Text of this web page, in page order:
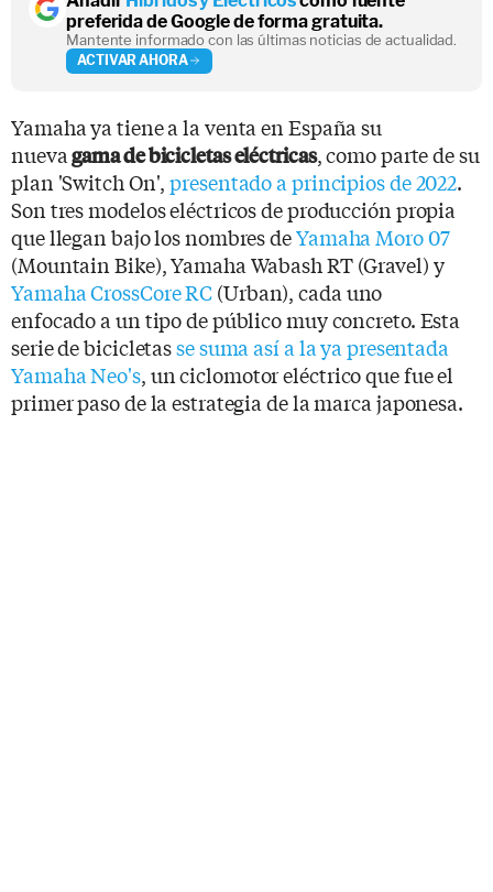
preferida de Google de forma gratuita.
Mantente informado con las últimas noticias de actualidad.
ACTIVAR AHORA
Yamaha ya tiene a la venta en España su
nuevagama de bicicletas eléctricas, como parte de su
plan 'Switch On',presentado a principios de 2022.
Son tres modelos eléctricos de producción propia
que llegan bajo los nombres deYamaha Moro 07
(Mountain Bike), Yamaha Wabash RT (Gravel) y
Yamaha CrossCore RC(Urban), cada uno
enfocado a un tipo de público muy concreto. Esta
serie de bicicletasse suma así a la ya presentada
Yamaha Neo's, un ciclomotor eléctrico que fue el
primer paso de la estrategia de la marca japonesa.